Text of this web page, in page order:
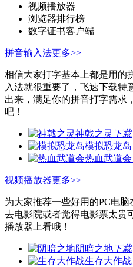
视频播放器
浏览器排行榜
数字证书客户端
拼音输入法更多>>
相信大家打字基本上都是用的
入法就很重要了，飞速下载特
出来，满足你的拼音打字需求
吧！
神戟之灵 下载
模拟恐龙岛
热血武道会
视频播放器更多>>
为大家推荐一些好用的PC电
去电影院或者觉得电影票太贵
播放器上看哦！
阴暗之地下载
生存大作战